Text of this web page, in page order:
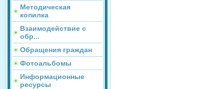
Методическая
копилка
Взаимодействие с
обр...
Обращения граждан
Фотоальбомы
Информационные
ресурсы